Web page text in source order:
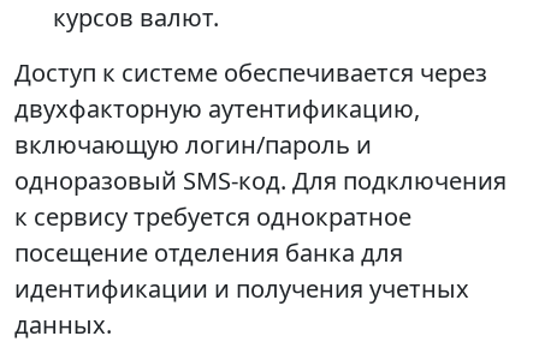
курсов валют.
Доступ к системе обеспечивается через
двухфакторную аутентификацию,
включающую логин/пароль и
одноразовый SMS-код. Для подключения
к сервису требуется однократное
посещение отделения банка для
идентификации и получения учетных
данных.